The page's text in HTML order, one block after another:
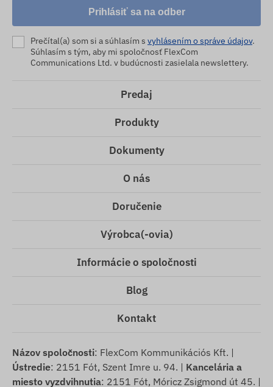
Prihlásiť sa na odber
Prečítal(a) som si a súhlasím s vyhlásením o správe údajov.
Súhlasím s tým, aby mi spoločnosť FlexCom
Communications Ltd. v budúcnosti zasielala newslettery.
Predaj
Produkty
Dokumenty
O nás
Doručenie
Výrobca(-ovia)
Informácie o spoločnosti
Blog
Kontakt
Názov spoločnosti: FlexCom Kommunikációs Kft. |
Ústredie: 2151 Fót, Szent Imre u. 94. | Kancelária a
miesto vyzdvihnutia: 2151 Fót, Móricz Zsigmond út 45. |